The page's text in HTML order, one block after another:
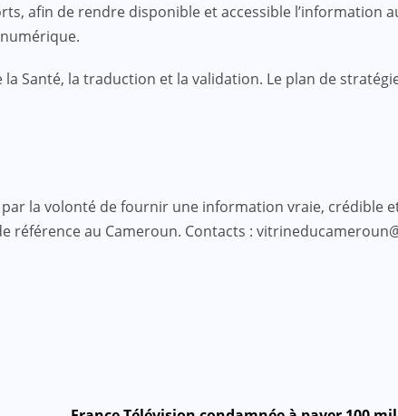
afin de rendre disponible et accessible l’information
Santé, la traduction et la validation. Le plan de
la volonté de fournir une information vraie, crédible
au Cameroun. Contacts :